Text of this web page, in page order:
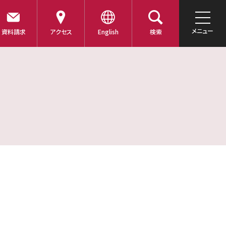
資料請求 アクセス English 検索 メニュー